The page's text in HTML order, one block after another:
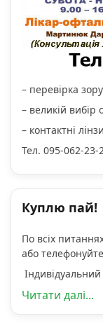
– перевірка
– великій вибір
– контактні
Тел. 095-062-23-
Куплю пай!
По всіх
або
Читати далі...